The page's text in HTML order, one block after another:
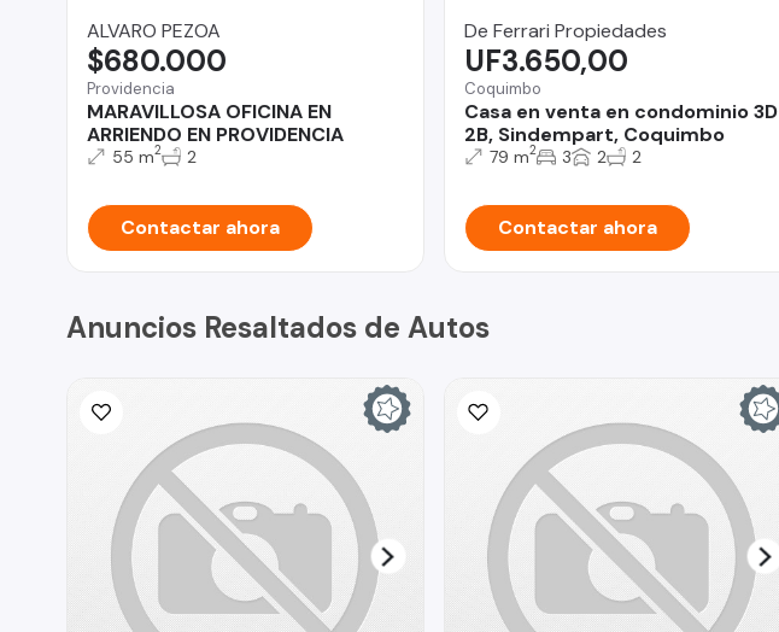
ALVARO PEZOA
Providencia
MARAVILLOSA OFICINA EN
ARRIENDO EN PROVIDENCIA
$680.000
55 m2 2
Contactar ahora
De Ferrari Propiedades
Coquimbo
Casa en venta en condominio 3D
2B, Sindempart, Coquimbo
UF3.650,00
79 m2 3 2 2
Contactar ahora
Anuncios Resaltados de Autos